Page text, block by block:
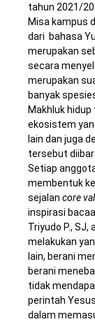
tahun 2021/
Misa kampus
dari bahasa
merupakan
secara
merupakan
banyak
Makhluk
ekosistem
lain dan juga
tersebut
Setiap
membentuk
sejalan core
inspirasi
Triyudo P.,
melakukan
lain, berani
berani
tidak
perintah
dalam